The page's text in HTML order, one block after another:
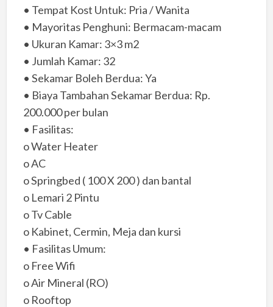
• Tempat Kost Untuk: Pria / Wanita
• Mayoritas Penghuni: Bermacam-macam
• Ukuran Kamar: 3×3 m2
• Jumlah Kamar: 32
• Sekamar Boleh Berdua: Ya
• Biaya Tambahan Sekamar Berdua: Rp.
200.000 per bulan
• Fasilitas:
o Water Heater
o AC
o Springbed ( 100 X 200 ) dan bantal
o Lemari 2 Pintu
o Tv Cable
o Kabinet, Cermin, Meja dan kursi
• Fasilitas Umum:
o Free Wifi
o Air Mineral (RO)
o Rooftop